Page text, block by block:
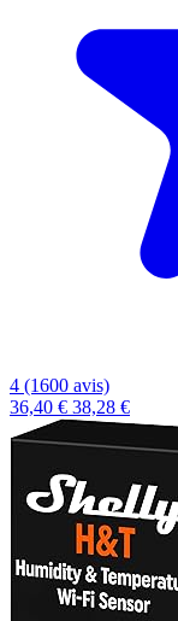
4 (1600 avis)
36,40 € 38,28 €